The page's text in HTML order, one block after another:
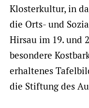
Klosterkultur, in
die Orts- und
Hirsau im 19. und
besondere
erhaltenes
die Stiftung des